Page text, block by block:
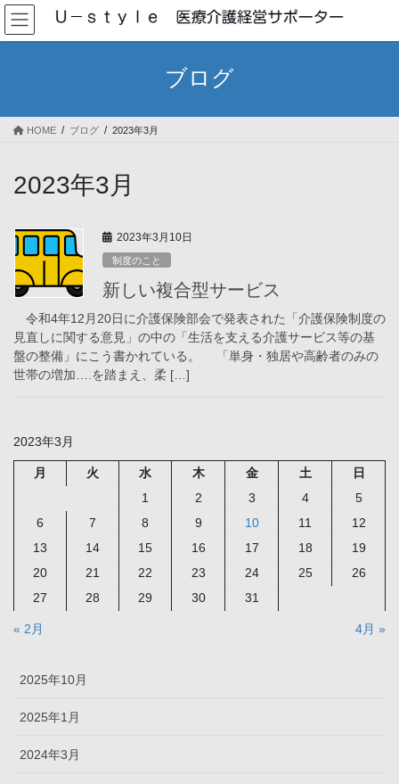
コ
ン
テ
ス
ナ
ビ
ゲ
ン
ブログ
HOME ブログ 2023年3月
2023年3月
2023年3月10日
制度のこと
新しい複合型サービス
令和4年12月20日に介護保険部会で発表された「介護保険制度の
見直しに関する意見」の中の「生活を支える介護サービス等の基
盤の整備」にこう書かれている。 「単身・独居や高齢者のみの
世帯の増加….を踏まえ、柔 […]
2023年3月
月 火 水 木 金 土
日
1
2 3 4
5
6
7 8 9 10 11
12
13
14 15 16 17 18
19
20
21 22 23 24 25
26
27
28 29 30 31
« 2月 4月 »
2025年10月
2025年1月
2024年3月